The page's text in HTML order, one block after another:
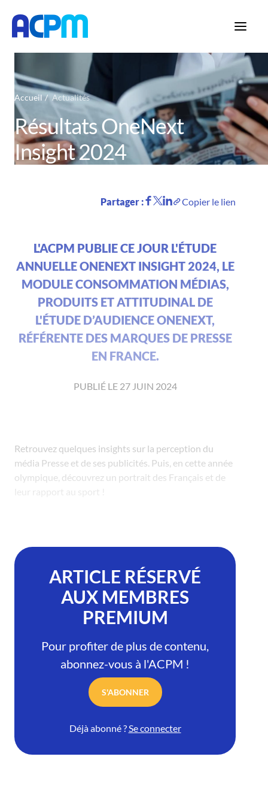
Accueil Actualités
Résultats OneNext
Insight 2024
Partager : Copier le lien
L'ACPM PUBLIE CE JOUR L'ÉTUDE
ANNUELLE ONENEXT INSIGHT 2024, LE
MODULE CONSOMMATION MÉDIAS,
PRODUITS ET ATTITUDINAL DE
L'ÉTUDE D’AUDIENCE ONENEXT,
RÉFÉRENTE DES MARQUES DE PRESSE
EN FRANCE.
PUBLIÉ LE 27 JUIN 2024
Retrouvez quelques insights sur la perception du
média Presse et de ses publicités. Puis, en cette année
olympique, découvrez un portrait des Français et de
ARTICLE RÉSERVÉ
AUX MEMBRES
PREMIUM
Pour profiter de plus de contenu,
abonnez-vous à l'ACPM !
S'ABONNER
Déjà abonné ?Se connecter